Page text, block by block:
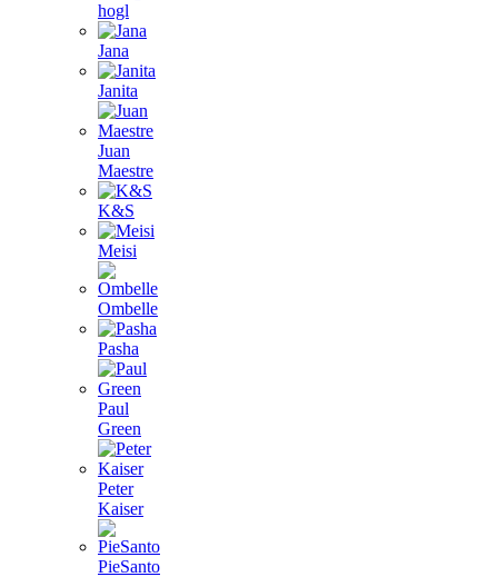
hogl
Jana
Janita
Juan
Maestre
K&S
Meisi
Ombelle
Pasha
Paul
Green
Peter
Kaiser
PieSanto